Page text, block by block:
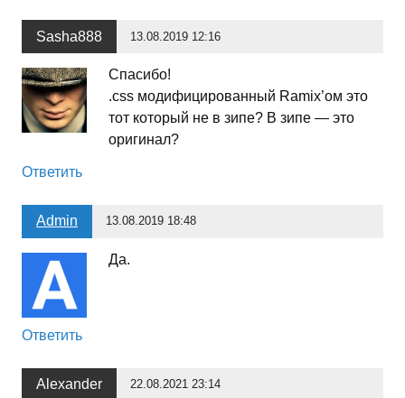
Sasha888 13.08.2019 12:16
Спасибо!
.css модифицированный Ramix’ом это
тот который не в зипе? В зипе — это
оригинал?
Ответить
Admin 13.08.2019 18:48
Да.
Ответить
Alexander 22.08.2021 23:14